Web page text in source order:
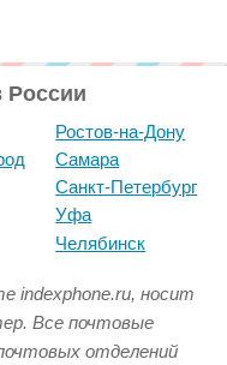
России
Ростов-на-Дону
Самара
Санкт-Петербург
Уфа
Челябинск
indexphone.ru, носит
Все почтовые
отделений